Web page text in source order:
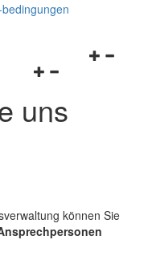
Navigationsmenü
und
schließen
uns
können Sie